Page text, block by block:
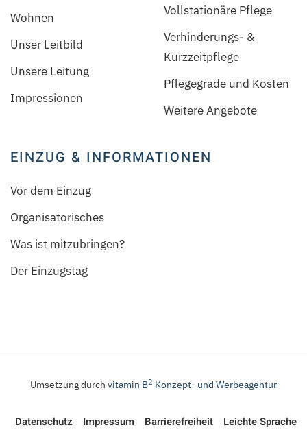
Wohnen
Unser Leitbild
Unsere Leitung
Impressionen
Vollstationäre Pflege
Verhinderungs- &
Kurzzeitpflege
Pflegegrade und Kosten
Weitere Angebote
EINZUG & INFORMATIONEN
Vor dem Einzug
Organisatorisches
Was ist mitzubringen?
Der Einzugstag
Umsetzung durch vitamin B2 Konzept- und Werbeagentur
Datenschutz Impressum Barrierefreiheit Leichte Sprache